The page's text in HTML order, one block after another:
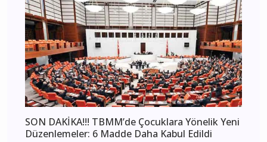
SON DAKİKA!!! TBMM’de Çocuklara Yönelik Yeni
Düzenlemeler: 6 Madde Daha Kabul Edildi